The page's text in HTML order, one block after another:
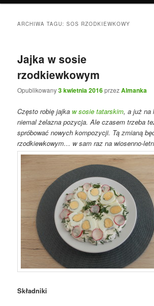
ARCHIWA TAGU:SOS RZODKIEWKOWY
Jajka w sosie
rzodkiewkowym
Opublikowany3 kwietnia 2016przezAlmanka
Często robię jajka w sosie tatarskim, a już na
niemal żelazna pozycja. Ale czasem trzeba
spróbować nowych kompozycji. Tą zmianą
rzodkiewkowym… w sam raz na wiosenno-
Składniki